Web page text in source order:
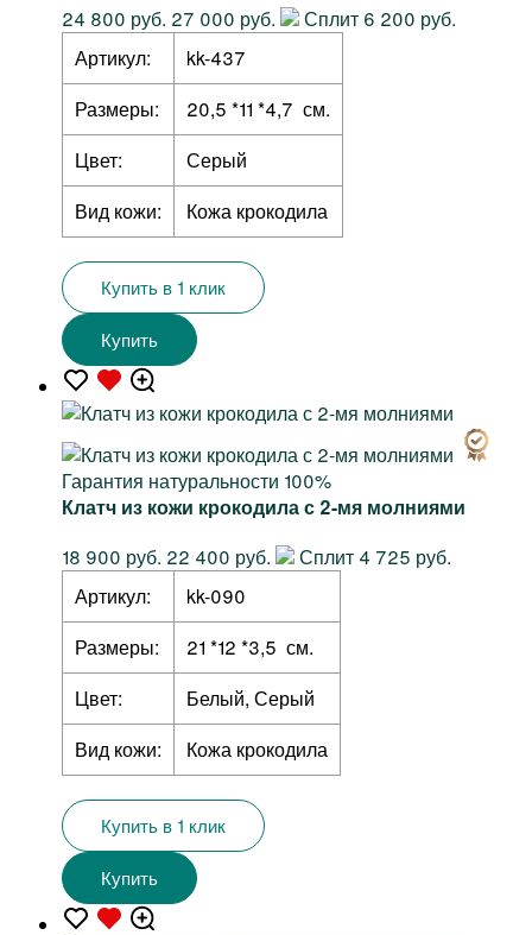
24 800 руб. 27 000 руб.
Сплит 6 200 руб.
Артикул:
kk-437
Размеры:
20,5 *11 *4,7 см.
Цвет:
Серый
Вид кожи:
Кожа крокодила
Купить в 1 клик
Купить
Гарантия натуральности 100%
Клатч из кожи крокодила с 2-мя молниями
18 900 руб. 22 400 руб.
Сплит 4 725 руб.
Артикул:
kk-090
Размеры:
21 *12 *3,5 см.
Цвет:
Белый, Серый
Вид кожи:
Кожа крокодила
Купить в 1 клик
Купить